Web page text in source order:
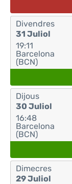
Divendres
31 Juliol
19:11
Barcelona
(BCN)
Dijous
30 Juliol
16:48
Barcelona
(BCN)
Dimecres
29 Juliol